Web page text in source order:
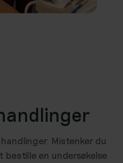
Mistenker du
en undersøkelse